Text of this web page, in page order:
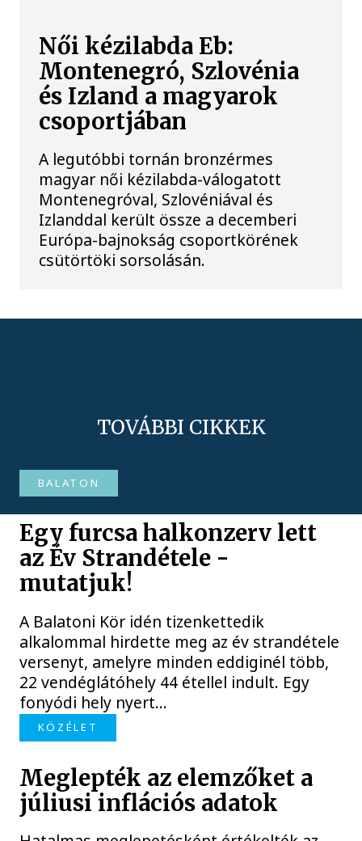
Női kézilabda Eb:
Montenegró, Szlovénia
és Izland a magyarok
csoportjában
A legutóbbi tornán bronzérmes
magyar női kézilabda-válogatott
Montenegróval, Szlovéniával és
Izlanddal került össze a decemberi
Európa-bajnokság csoportkörének
csütörtöki sorsolásán.
TOVÁBBI CIKKEK
BALATON
Egy furcsa halkonzerv lett
az Év Strandétele -
mutatjuk!
A Balatoni Kör idén tizenkettedik
alkalommal hirdette meg az év strandétele
versenyt, amelyre minden eddiginél több,
22 vendéglátóhely 44 étellel indult. Egy
fonyódi hely nyert...
KÖZÉLET
Meglepték az elemzőket a
júliusi inflációs adatok